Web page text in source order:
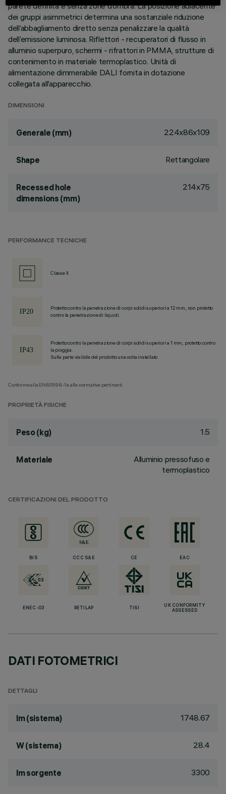
parete definita e senza zone d’ombra. La posizione adiacente
dei gruppi asimmetrici determina una sostanziale riduzione
dell’abbagliamento diretto senza penalizzare la qualità
dell’emissione luminosa. Riflettori - recuperatori di flusso in
alluminio superpuro, schermi - rifrattori in PMMA, strutture di
contenimento in materiale termoplastico. Unità di
alimentazione dimmerabile DALI fornita in dotazione
collegata all’apparecchio.
DIMENSIONI
Generale (mm) 224x86x109
Shape Rettangolare
Recessed hole
dimensions (mm)
214x75
PERFORMANCE TECNICHE
Classe II
Protetto contro la penetrazione di corpi solidi superiori a 12 mm, non protetto
contro la penetrazione di liquidi.
Protetto contro la penetrazione di corpi solidi superiori a 1 mm, protetto contro
la pioggia.
Sulla parte visibile del prodotto una volta installato
Conforme alla EN60598-1 e alle normative pertinenti.
PROPRIETÀ FISICHE
Peso (kg) 1.5
Materiale
Alluminio pressofuso e
termoplastico
CERTIFICAZIONI DEL PRODOTTO
BIS CCC S&E CE EAC
ENEC-03 RETILAP TISI
UK CONFORMITY
ASSESSED
DATI FOTOMETRICI
DETTAGLI
lm (sistema) 1748.67
W (sistema) 28.4
lm sorgente 3300